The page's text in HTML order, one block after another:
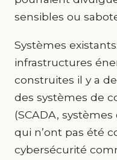
sensibles ou
Systèmes
infrastructures
construites il y a
des systèmes de
(SCADA,
qui n’ont pas été
cybersécurité